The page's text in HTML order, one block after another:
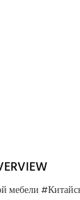
мебели